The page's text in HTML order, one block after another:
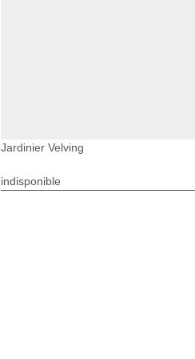
Jardinier Velving
indisponible